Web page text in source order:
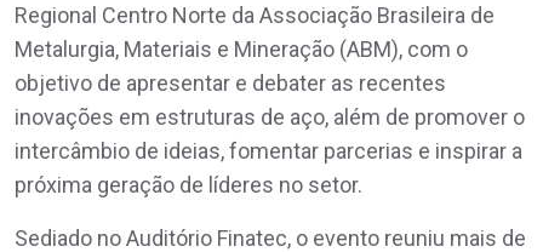
Regional Centro Norte da Associação Brasileira de
Metalurgia, Materiais e Mineração (ABM), com o
objetivo de apresentar e debater as recentes
inovações em estruturas de aço, além de promover o
intercâmbio de ideias, fomentar parcerias e inspirar a
próxima geração de líderes no setor.
Sediado no Auditório Finatec, o evento reuniu mais de